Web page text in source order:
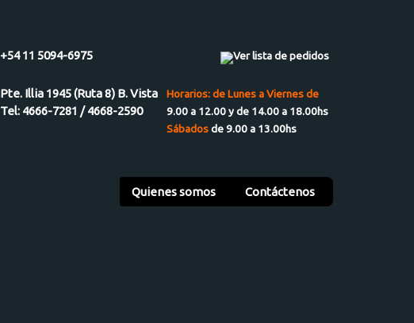
+54 11 5094-6975 Ver lista de pedidos
Pte. Illia 1945 (Ruta 8) B. Vista
Tel: 4666-7281 / 4668-2590
Horarios: de Lunes a Viernes de
9.00 a 12.00 y de 14.00 a 18.00hs
Sábadosde 9.00 a 13.00hs
Quienes somos Contáctenos